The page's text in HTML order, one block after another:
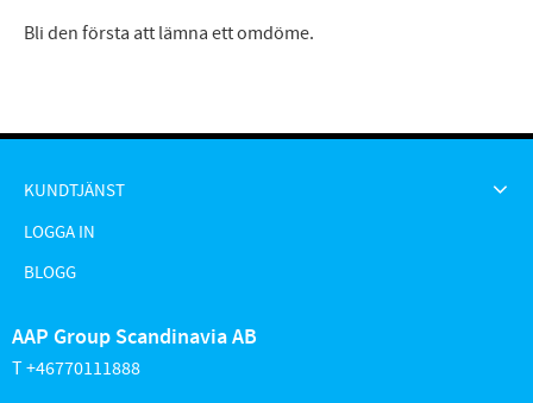
Bli den första att lämna ett omdöme.
KUNDTJÄNST
LOGGA IN
BLOGG
AAP Group Scandinavia AB
T +46770111888